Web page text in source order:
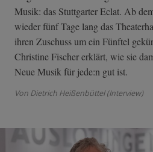
Musik: das Stuttgarter Eclat. Ab
wieder fünf Tage lang das
ihren Zuschuss um ein Fünftel
Christine Fischer erklärt, wie sie
Neue Musik für jede:n gut ist.
Von Dietrich Heißenbüttel (Interview)